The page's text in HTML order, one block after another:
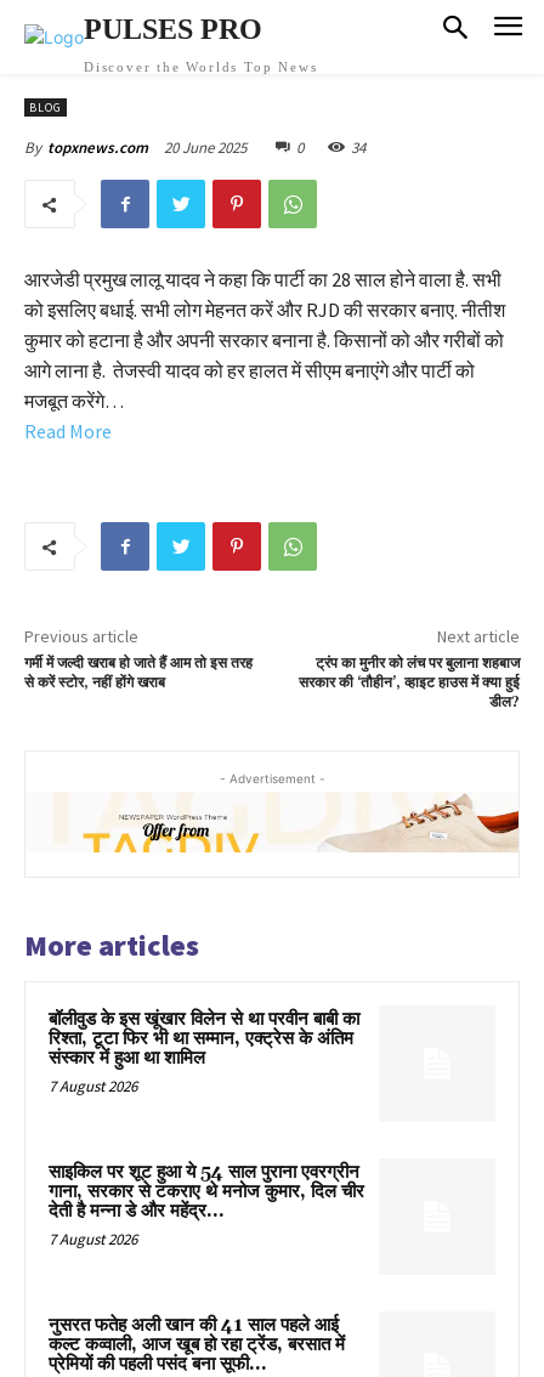
PULSES PRO
Discover the Worlds Top News
BLOG
By topxnews.com 20 June 2025 0 34
आरजेडी प्रमुख लालू यादव ने कहा कि पार्टी का 28 साल होने वाला है. सभी
को इसलिए बधाई. सभी लोग मेहनत करें और RJD की सरकार बनाए. नीतीश
कुमार को हटाना है और अपनी सरकार बनाना है. किसानों को और गरीबों को
आगे लाना है. तेजस्वी यादव को हर हालत में सीएम बनाएंगे और पार्टी को
मजबूत करेंगे…
Read More
Previous article
गर्मी में जल्दी खराब हो जाते हैं आम तो इस तरह
से करें स्टोर, नहीं होंगे खराब
Next article
ट्रंप का मुनीर को लंच पर बुलाना शहबाज
सरकार की ‘तौहीन’, व्हाइट हाउस में क्या हुई
डील?
- Advertisement -
More articles
बॉलीवुड के इस खूंखार विलेन से था परवीन बाबी का
रिश्ता, टूटा फिर भी था सम्मान, एक्ट्रेस के अंतिम
संस्कार में हुआ था शामिल
7 August 2026
साइकिल पर शूट हुआ ये 54 साल पुराना एवरग्रीन
गाना, सरकार से टकराए थे मनोज कुमार, दिल चीर
देती है मन्ना डे और महेंद्र...
7 August 2026
नुसरत फतेह अली खान की 41 साल पहले आई
कल्ट कव्वाली, आज खूब हो रहा ट्रेंड, बरसात में
प्रेमियों की पहली पसंद बना सूफी...